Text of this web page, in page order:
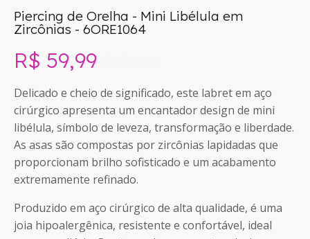
Piercing de Orelha - Mini Libélula em
Zircônias - 6ORE1064
R$ 59,99
Delicado e cheio de significado, este labret em aço
cirúrgico apresenta um encantador design de mini
libélula, símbolo de leveza, transformação e liberdade.
As asas são compostas por zircônias lapidadas que
proporcionam brilho sofisticado e um acabamento
extremamente refinado.
Produzido em aço cirúrgico de alta qualidade, é uma
joia hipoalergênica, resistente e confortável, ideal